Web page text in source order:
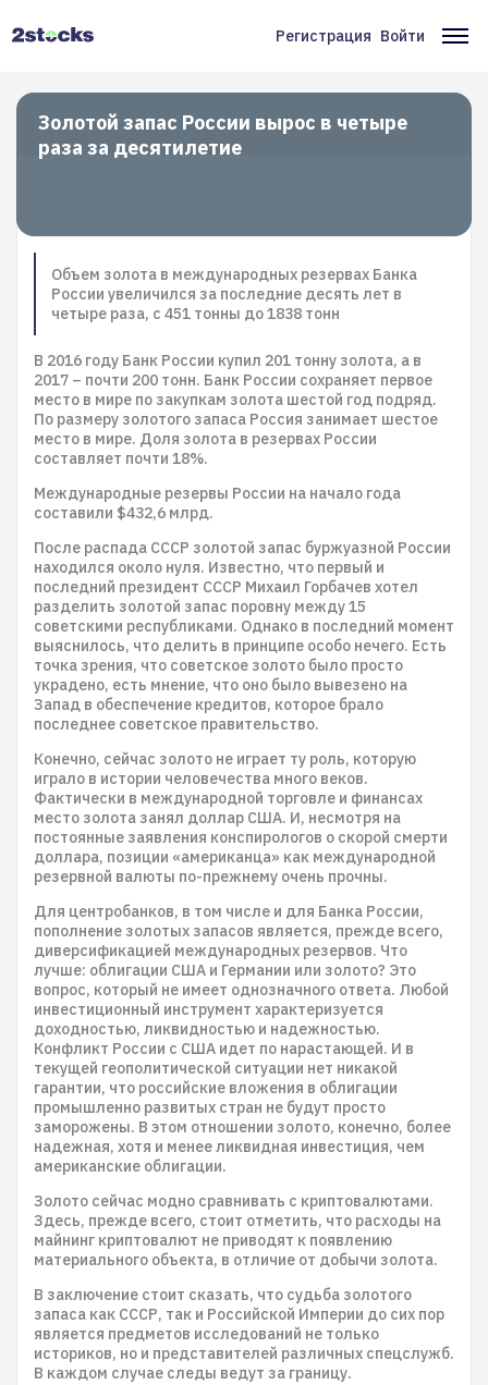
Меню
учётной
записи
Регистрация Войти
Золотой запас России вырос в четыре
раза за десятилетие
Объем золота в международных резервах Банка
России увеличился за последние десять лет в
четыре раза, с 451 тонны до 1838 тонн
В 2016 году Банк России купил 201 тонну золота, а в
2017 – почти 200 тонн. Банк России сохраняет первое
место в мире по закупкам золота шестой год подряд.
По размеру золотого запаса Россия занимает шестое
место в мире. Доля золота в резервах России
составляет почти 18%.
Международные резервы России на начало года
составили $432,6 млрд.
После распада СССР золотой запас буржуазной России
находился около нуля. Известно, что первый и
последний президент СССР Михаил Горбачев хотел
разделить золотой запас поровну между 15
советскими республиками. Однако в последний момент
выяснилось, что делить в принципе особо нечего. Есть
точка зрения, что советское золото было просто
украдено, есть мнение, что оно было вывезено на
Запад в обеспечение кредитов, которое брало
последнее советское правительство.
Конечно, сейчас золото не играет ту роль, которую
играло в истории человечества много веков.
Фактически в международной торговле и финансах
место золота занял доллар США. И, несмотря на
постоянные заявления конспирологов о скорой смерти
доллара, позиции «американца» как международной
резервной валюты по-прежнему очень прочны.
Для центробанков, в том числе и для Банка России,
пополнение золотых запасов является, прежде всего,
диверсификацией международных резервов. Что
лучше: облигации США и Германии или золото? Это
вопрос, который не имеет однозначного ответа. Любой
инвестиционный инструмент характеризуется
доходностью, ликвидностью и надежностью.
Конфликт России с США идет по нарастающей. И в
текущей геополитической ситуации нет никакой
гарантии, что российские вложения в облигации
промышленно развитых стран не будут просто
заморожены. В этом отношении золото, конечно, более
надежная, хотя и менее ликвидная инвестиция, чем
американские облигации.
Золото сейчас модно сравнивать с криптовалютами.
Здесь, прежде всего, стоит отметить, что расходы на
майнинг криптовалют не приводят к появлению
материального объекта, в отличие от добычи золота.
В заключение стоит сказать, что судьба золотого
запаса как СССР, так и Российской Империи до сих пор
является предметов исследований не только
историков, но и представителей различных спецслужб.
В каждом случае следы ведут за границу.